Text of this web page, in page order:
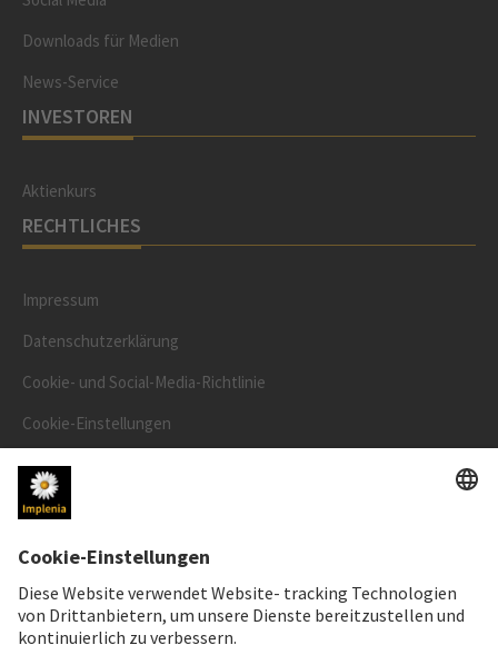
Downloads für Medien
News-Service
INVESTOREN
Aktienkurs
RECHTLICHES
Impressum
Datenschutzerklärung
Cookie- und Social-Media-Richtlinie
Cookie-Einstellungen
Speak Up Line
AKTIENKURS
SWX: Implenia AG
62,70 CHF
-0,50 CHF (-0,79%)